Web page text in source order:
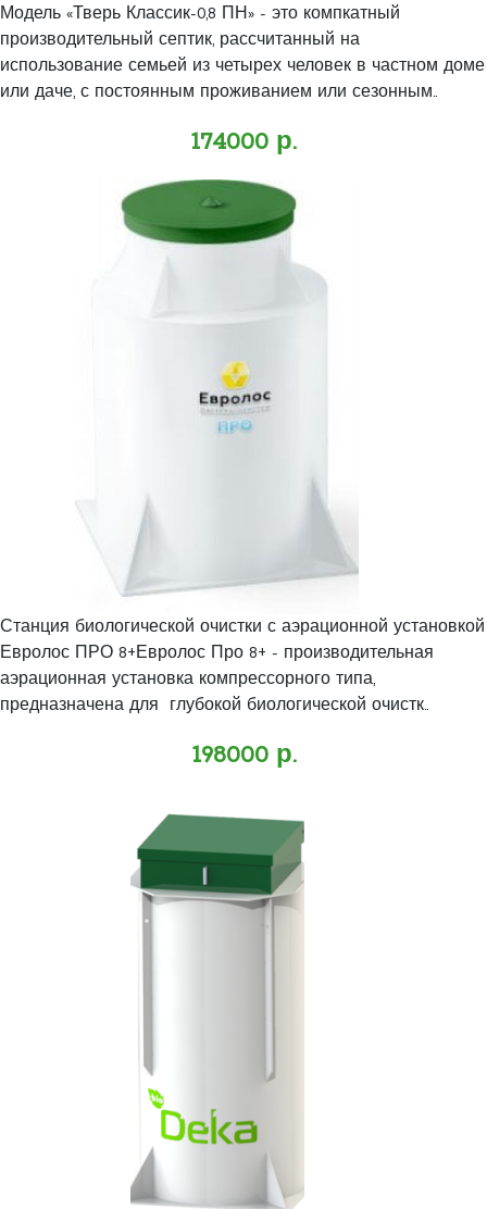
Модель «Тверь Классик-0,8 ПН» - это компкатный
производительный септик, рассчитанный на
использование семьей из четырех человек в частном доме
или даче, с постоянным проживанием или сезонным..
174000 р.
Станция биологической очистки с аэрационной установкой
Евролос ПРО 8+Евролос Про 8+ - производительная
аэрационная установка компрессорного типа,
предназначена для глубокой биологической очистк..
198000 р.